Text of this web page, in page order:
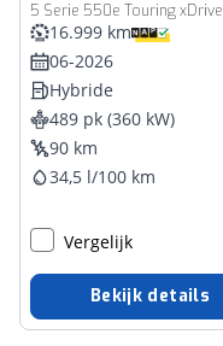
5 Serie 550e Touring xDrive
16.999 km
06-2026
Hybride
489 pk (360 kW)
90 km
34,5 l/100 km
Vergelijk
Bekijk details